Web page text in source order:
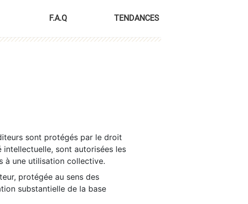
F.A.Q TENDANCES
sont protégés par le droit
sont autorisées les
à une utilisation collective.
protégée au sens des
substantielle de la base